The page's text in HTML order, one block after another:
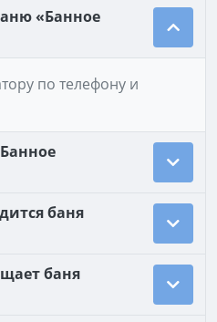
«Банное
по телефону и
баня
баня